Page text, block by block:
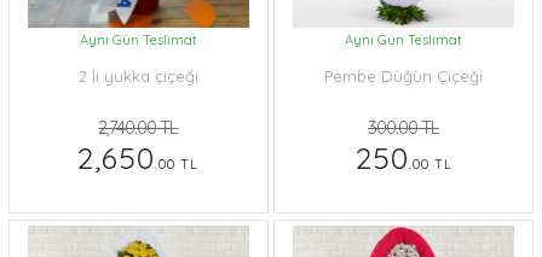
Aynı Gün Teslimat
2 li yukka çiçeği
2,740.00 TL
2,650.00 TL
Aynı Gün Teslimat
Pembe Düğün Çiçeği
300.00 TL
250.00 TL